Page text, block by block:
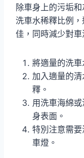
除車身上的污垢
洗車水稀釋比例
佳，同時減少對車
將適量的洗車
加入適量的
釋。
用洗車海綿
身表面。
特別注意需
車燈。